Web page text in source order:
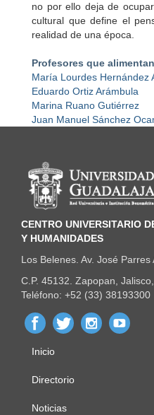
no por ello deja de
cultural que define el
realidad de una época.
Profesores que
María Lourdes Hernández
Eduardo Ortiz Arámbula
Marina Ruano Gutiérrez
Juan Manuel Sánchez
Información del
CENTRO UNIVERSITARIO
Y HUMANIDADES
Los Belenes. Av. José
C.P. 45132. Zapopan,
Teléfono: +52 (33) 38193300
Menú
principal
Inicio
Directorio
Noticias